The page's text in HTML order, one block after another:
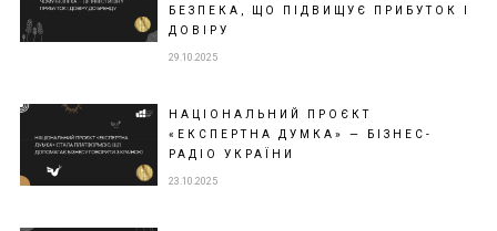
БЕЗПЕКА, ЩО ПІДВИЩУЄ ПРИБУТОК І
ДОВІРУ
29.10.2025
НАЦІОНАЛЬНИЙ ПРОЄКТ
«ЕКСПЕРТНА ДУМКА» — БІЗНЕС-
РАДІО УКРАЇНИ
23.10.2025